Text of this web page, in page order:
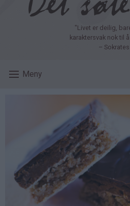
"Livet er deilig,
karaktersvak nok til
– Sokrates
Meny